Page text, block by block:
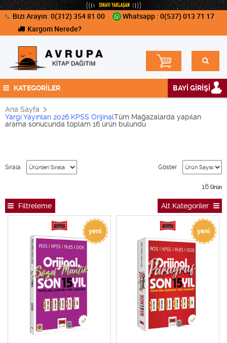
Bizi Arayın: 0(312) 354 81 00
Whatsapp : 0(537) 013 71 17
Kargom Nerede?
KATEGORİLER BAYİ GİRİŞİ
Ana Sayfa
Yargı Yayınları 2026 KPSS OrijinalTüm Mağazalarda yapılan
arama sonucunda toplam 16 ürün bulundu
Sırala Göster
16 Ürün
Filtreleme Alt Kategoriler